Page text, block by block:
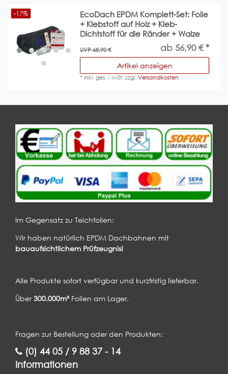
-17%
EcoDach EPDM Komplett-Set: Folie
+ Klebstoff auf Holz + Kleb-
Dichtstoff für die Ränder + Walze
UVP 68,90 € ab 56,90 € *
Artikel anzeigen
*inkl. ges. MwSt.zzgl.Versandkosten
Im Gegensatz zu Teichfolien:
Wir haben natürlich EPDM Dachbahnen mit
bauaufsichtlichem Prüfzeugnis!
Alle Produkte sofort verfügbar und kurzfristig lieferbar.
Über300.000m² Folien am Lager.
Fragen zur Bestellung oder den Produkten:
(0) 44 05 / 9 88 37 - 14
Informationen